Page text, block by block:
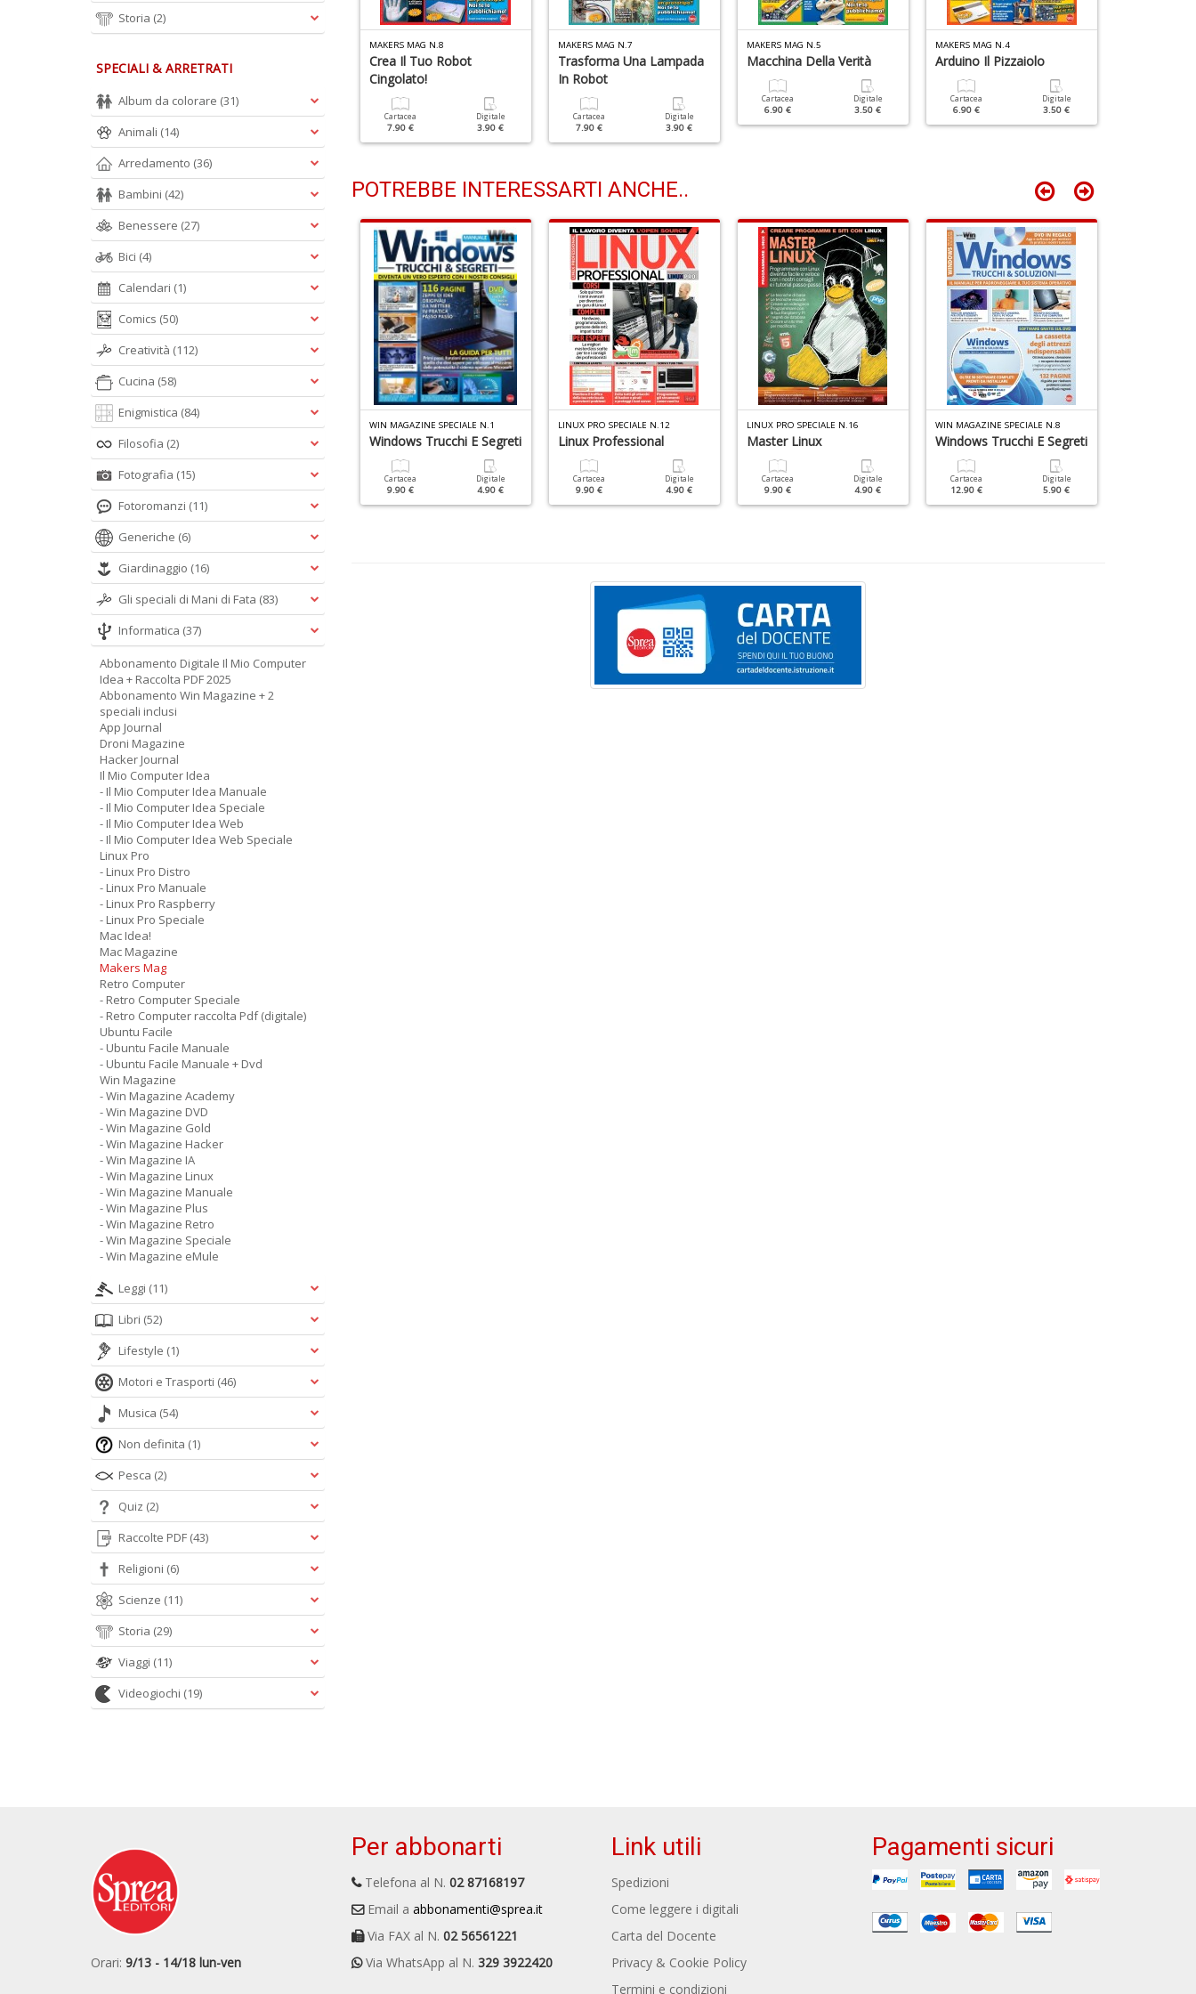
Il Bot Che Disegna
Digitale
3.50 €
Crea Un Sonar Da Salotto
Cartacea
6.90 €
Digitale
MAKERS MAG N.8
Crea Il Tuo Robot
Cingolato!
Cartacea
7.90 €
Digitale
3.90 €
MAKERS MAG N.7
Trasforma Una Lampada
In Robot
Cartacea
7.90 €
Digitale
3.90 €
MAKERS MAG N.5
Macchina Della Verità
Cartacea
6.90 €
Digitale
3.50 €
MAKERS MAG N.4
Arduino Il Pizzaiolo
Cartacea
6.90 €
Digitale
3.50 €
POTREBBE INTERESSARTI ANCHE..
COMPUTER IDEA WEB N.3
Digitale
4.90 €
WIN MAGAZINE LINUX N.2
12.90 €
Digitale
6.90 €
WIN MAGAZINE SPECIALE N.1
Windows Trucchi E Segreti
Cartacea
9.90 €
Digitale
4.90 €
LINUX PRO SPECIALE N.12
Linux Professional
Cartacea
9.90 €
Digitale
4.90 €
LINUX PRO SPECIALE N.16
Master Linux
Cartacea
9.90 €
Digitale
4.90 €
WIN MAGAZINE SPECIALE N.8
Windows Trucchi E Segreti
Cartacea
12.90 €
Digitale
5.90 €
Storia (2)
SPECIALI & ARRETRATI
Album da colorare (31)
Animali (14)
Arredamento (36)
Bambini (42)
Benessere (27)
Bici (4)
Calendari (1)
Comics (50)
Creatività (112)
Cucina (58)
Enigmistica (84)
Filosofia (2)
Fotografia (15)
Fotoromanzi (11)
Generiche (6)
Giardinaggio (16)
Gli speciali di Mani di Fata (83)
Informatica (37)
Abbonamento Digitale Il Mio Computer
Idea + Raccolta PDF 2025
Abbonamento Win Magazine + 2
speciali inclusi
App Journal
Droni Magazine
Hacker Journal
Il Mio Computer Idea
- Il Mio Computer Idea Manuale
- Il Mio Computer Idea Speciale
- Il Mio Computer Idea Web
- Il Mio Computer Idea Web Speciale
Linux Pro
- Linux Pro Distro
- Linux Pro Manuale
- Linux Pro Raspberry
- Linux Pro Speciale
Mac Idea!
Mac Magazine
Makers Mag
Retro Computer
- Retro Computer Speciale
- Retro Computer raccolta Pdf (digitale)
Ubuntu Facile
- Ubuntu Facile Manuale
- Ubuntu Facile Manuale + Dvd
Win Magazine
- Win Magazine Academy
- Win Magazine DVD
- Win Magazine Gold
- Win Magazine Hacker
- Win Magazine IA
- Win Magazine Linux
- Win Magazine Manuale
- Win Magazine Plus
- Win Magazine Retro
- Win Magazine Speciale
- Win Magazine eMule
Leggi (11)
Libri (52)
Lifestyle (1)
Motori e Trasporti (46)
Musica (54)
Non definita (1)
Pesca (2)
Quiz (2)
Raccolte PDF (43)
Religioni (6)
Scienze (11)
Storia (29)
Viaggi (11)
Videogiochi (19)
Orari: 9/13 - 14/18 lun-ven
Per abbonarti
Telefona al N. 02 87168197
Email a abbonamenti@sprea.it
Via FAX al N. 02 56561221
Via WhatsApp al N. 329 3922420
Link utili
Spedizioni
Come leggere i digitali
Carta del Docente
Privacy & Cookie Policy
Termini e condizioni
Pagamenti sicuri